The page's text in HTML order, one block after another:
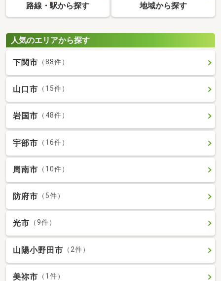
路線・駅から探す 地域から探す
人気のエリアから探す
下関市 （88件）
山口市 （15件）
岩国市 （48件）
宇部市 （16件）
周南市 （10件）
防府市 （5件）
光市 （9件）
山陽小野田市 （2件）
美祢市 （1件）